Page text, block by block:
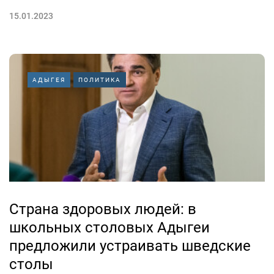
15.01.2023
АДЫГЕЯ ПОЛИТИКА
Страна здоровых людей: в
школьных столовых Адыгеи
предложили устраивать шведские
столы